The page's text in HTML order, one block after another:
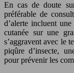
En cas de doute
préférable de
d’alerte incluent
cutanée sur une
s’aggravent avec le
piqûre d’insecte,
pour prévenir les